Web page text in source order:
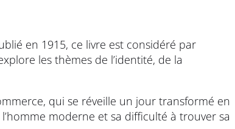
en 1915, ce livre est considéré par
les thèmes de l’identité, de la
qui se réveille un jour transformé en
moderne et sa difficulté à trouver sa